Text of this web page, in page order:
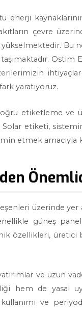
enerji
çevre
Bu
Ostim
yaratıyoruz.
etiketleme ve
etiketi,
etmek amacıyla
üzerinde
güneş
özellikleri, üretici
ve uzun
hem de yasal
ve